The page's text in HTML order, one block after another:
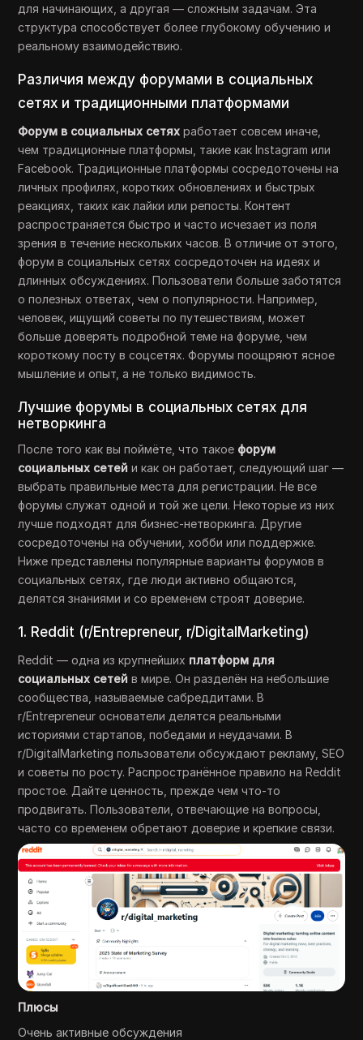
для начинающих, а другая — сложным задачам. Эта
структура способствует более глубокому обучению и
реальному взаимодействию.
Различия между форумами в социальных
сетях и традиционными платформами
Форум в социальных сетях работает совсем иначе,
чем традиционные платформы, такие как Instagram или
Facebook. Традиционные платформы сосредоточены на
личных профилях, коротких обновлениях и быстрых
реакциях, таких как лайки или репосты. Контент
распространяется быстро и часто исчезает из поля
зрения в течение нескольких часов. В отличие от этого,
форум в социальных сетях сосредоточен на идеях и
длинных обсуждениях. Пользователи больше заботятся
о полезных ответах, чем о популярности. Например,
человек, ищущий советы по путешествиям, может
больше доверять подробной теме на форуме, чем
короткому посту в соцсетях. Форумы поощряют ясное
мышление и опыт, а не только видимость.
Лучшие форумы в социальных сетях для
нетворкинга
После того как вы поймёте, что такое форум
социальных сетей и как он работает, следующий шаг —
выбрать правильные места для регистрации. Не все
форумы служат одной и той же цели. Некоторые из них
лучше подходят для бизнес-нетворкинга. Другие
сосредоточены на обучении, хобби или поддержке.
Ниже представлены популярные варианты форумов в
социальных сетях, где люди активно общаются,
делятся знаниями и со временем строят доверие.
1. Reddit (r/Entrepreneur, r/DigitalMarketing)
Reddit — одна из крупнейших платформ для
социальных сетей в мире. Он разделён на небольшие
сообщества, называемые сабреддитами. В
r/Entrepreneur основатели делятся реальными
историями стартапов, победами и неудачами. В
r/DigitalMarketing пользователи обсуждают рекламу, SEO
и советы по росту. Распространённое правило на Reddit
простое. Дайте ценность, прежде чем что-то
продвигать. Пользователи, отвечающие на вопросы,
часто со временем обретают доверие и крепкие связи.
Плюсы
Очень активные обсуждения